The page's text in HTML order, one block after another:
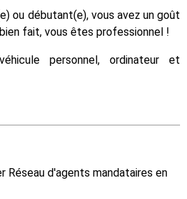
ou débutant(e), vous avez un goût
fait, vous êtes professionnel !
personnel, ordinateur et
Réseau d'agents mandataires en